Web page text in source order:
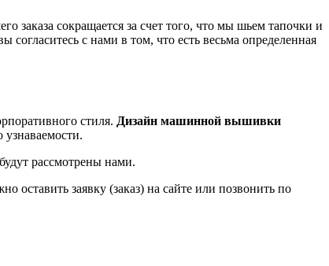
заказа сокращается за счет того, что мы шьем тапочки и
с нами в том, что есть весьма определенная
стиля. Дизайн машинной вышивки
узнаваемости.
рассмотрены нами.
оставить заявку (заказ) на сайте или позвонить по